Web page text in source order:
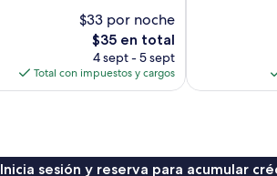
$33 por noche
El
precio
actual
es
$35 en total
4 sept - 5 sept
Total con impuestos y cargos
Inicia sesión y reserva para acumular